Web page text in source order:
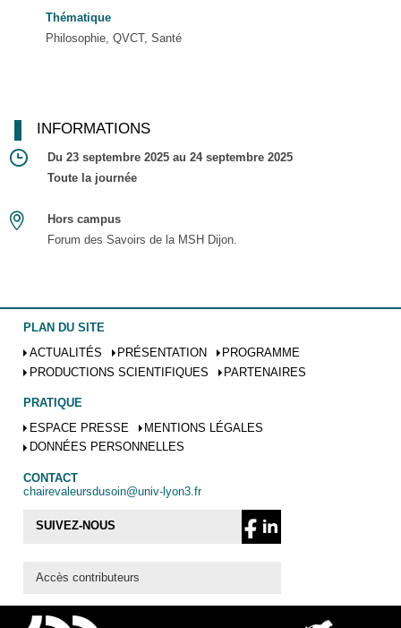
Thématique
Philosophie, QVCT, Santé
INFORMATIONS
Du 23 septembre 2025 au 24 septembre 2025
Toute la journée
Hors campus
Forum des Savoirs de la MSH Dijon.
PLAN DU SITE
ACTUALITÉS
PRÉSENTATION
PROGRAMME
PRODUCTIONS SCIENTIFIQUES
PARTENAIRES
PRATIQUE
ESPACE PRESSE
MENTIONS LÉGALES
DONNÉES PERSONNELLES
CONTACT
chairevaleursdusoin@univ-lyon3.fr
SUIVEZ-NOUS
Accès contributeurs